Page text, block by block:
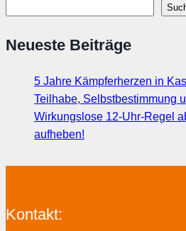
Neueste Beiträge
5 Jahre Kämpferherzen in
Teilhabe, Selbstbestimmung
Wirkungslose 12-Uhr-Regel
aufheben!
Kontakt: